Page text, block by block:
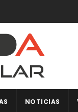
NOTICIAS